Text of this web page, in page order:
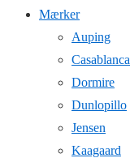
Mærker
Auping
Casablanca
Dormire
Dunlopillo
Jensen
Kaagaard